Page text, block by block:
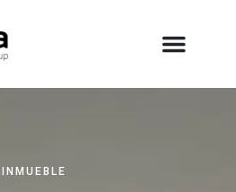
INMUEBLE